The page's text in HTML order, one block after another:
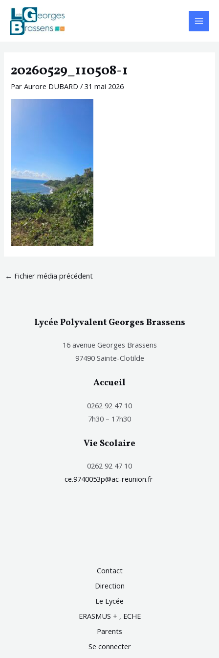
Aller
contenu
Main
Menu
20260529_110508-1
ParAurore DUBARD/31 mai 2026
Navigation
des
articles
← Fichier média précédent
Lycée Polyvalent Georges Brassens
16 avenue Georges Brassens
97490 Sainte-Clotilde
Accueil
0262 92 47 10
7h30 – 17h30
Vie Scolaire
0262 92 47 10
ce.9740053p@ac-reunion.fr
Contact
Direction
Le Lycée
ERASMUS + , ECHE
Parents
Se connecter